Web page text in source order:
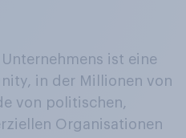
ist eine
in der Millionen von
von politischen,
Organisationen